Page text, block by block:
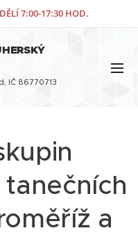
7:00-17:30 HOD.
IČ 86770713
tanečních
a